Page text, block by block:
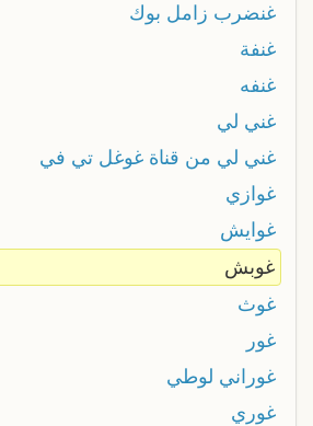
غنضرب زامل بوك
غنفة
غنفه
غني لي
غني لي من قناة غوغل تي في
غوازي
غوايش
غوبش
غوث
غور
غوراني لوطي
غوري